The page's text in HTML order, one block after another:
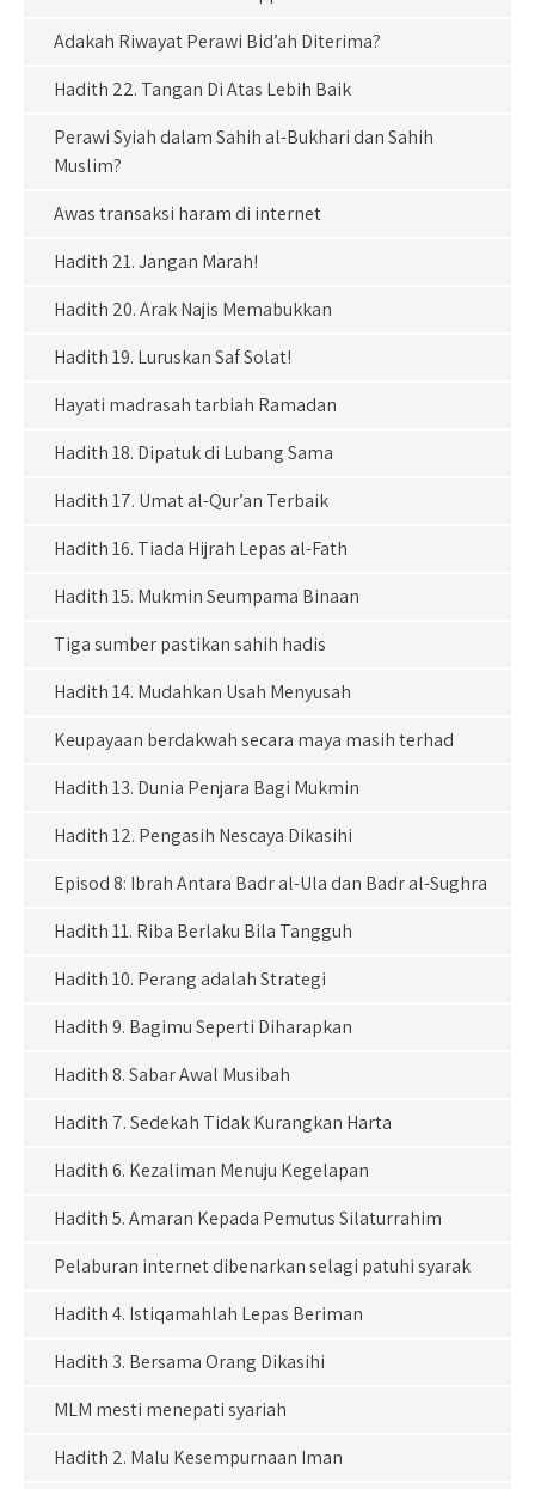
Adakah Riwayat Perawi Bid’ah Diterima?
Hadith 22. Tangan Di Atas Lebih Baik
Perawi Syiah dalam Sahih al-Bukhari dan Sahih
Muslim?
Awas transaksi haram di internet
Hadith 21. Jangan Marah!
Hadith 20. Arak Najis Memabukkan
Hadith 19. Luruskan Saf Solat!
Hayati madrasah tarbiah Ramadan
Hadith 18. Dipatuk di Lubang Sama
Hadith 17. Umat al-Qur’an Terbaik
Hadith 16. Tiada Hijrah Lepas al-Fath
Hadith 15. Mukmin Seumpama Binaan
Tiga sumber pastikan sahih hadis
Hadith 14. Mudahkan Usah Menyusah
Keupayaan berdakwah secara maya masih terhad
Hadith 13. Dunia Penjara Bagi Mukmin
Hadith 12. Pengasih Nescaya Dikasihi
Episod 8: Ibrah Antara Badr al-Ula dan Badr al-Sughra
Hadith 11. Riba Berlaku Bila Tangguh
Hadith 10. Perang adalah Strategi
Hadith 9. Bagimu Seperti Diharapkan
Hadith 8. Sabar Awal Musibah
Hadith 7. Sedekah Tidak Kurangkan Harta
Hadith 6. Kezaliman Menuju Kegelapan
Hadith 5. Amaran Kepada Pemutus Silaturrahim
Pelaburan internet dibenarkan selagi patuhi syarak
Hadith 4. Istiqamahlah Lepas Beriman
Hadith 3. Bersama Orang Dikasihi
MLM mesti menepati syariah
Hadith 2. Malu Kesempurnaan Iman